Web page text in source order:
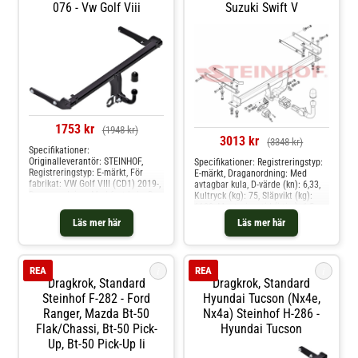
076 - Vw Golf Viii
1753 kr (1948 kr)
Läs mer här
Specifikationer:
Originalleverantör: STEINHOF,
Registreringstyp: E-märkt, För
fabrikat: VW Golf VIII (CD1) 2019-,
Släpvikt (kg): 1850, Från modellår:
2019, Monteringstid (i tim): 1,5h
Produkten passar dessa
Suzuki Swift V
3013 kr (3348 kr)
Läs mer här
Specifikationer: Registreringstyp:
E-märkt, Draganordning: Med
avtagbar kula, D-värde (kn): 6,33,
Kultryck (kg): 75, Släpvikt (kg):
1100, Monteringstid (i tim): 1,5,
Specifikation: Kräver modifiering
av stötfångare Produkten passar
dessa bilmodelle: suzuki swift v
Dragkrok, Standard
Steinhof F-282 - Ford
Ranger, Mazda Bt-50
Flak/chassi, Bt-50 Pick-
Up, Bt-50 Pick-Up Ii
REA
Dragkrok, Standard
Hyundai Tucson (nx4e,
Nx4a) Steinhof H-286 -
Hyundai Tucson
REA